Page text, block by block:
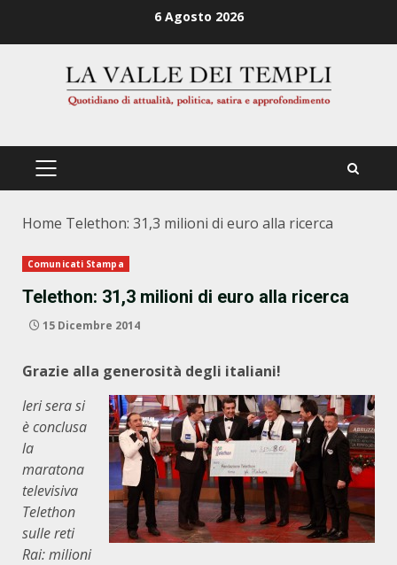
6 Agosto 2026
PRIMÄRES
Home Telethon: 31,3 milioni di euro alla ricerca
Comunicati Stampa
Telethon: 31,3 milioni di euro alla ricerca
15 Dicembre 2014
Grazie alla generosità degli italiani!
Ieri sera si
è conclusa
la
maratona
televisiva
Telethon
sulle reti
Rai: milioni